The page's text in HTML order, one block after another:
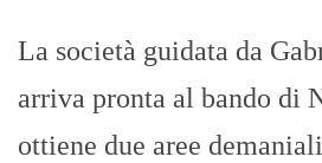
La società guidata da
arriva pronta al bando di
ottiene due aree